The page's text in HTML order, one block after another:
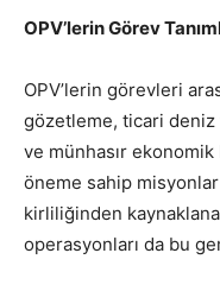
OPV’lerin Görev
OPV’lerin görevleri
gözetleme, ticari deniz
ve münhasır
öneme sahip misyonlar
kirliliğinden
operasyonları da bu